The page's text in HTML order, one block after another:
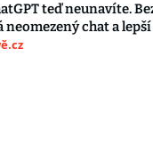
teď neunavíte.
neomezený chat a